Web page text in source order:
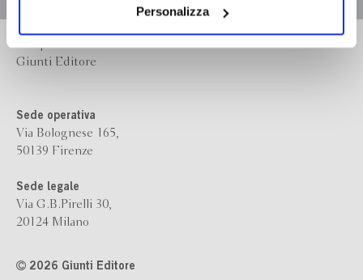
il tuo consenso alla profilazione che potrai revocare in
ogni momentoRevoca
Personalizza
Giunti Editore
Sede operativa
Via Bolognese 165,
50139 Firenze
Sede legale
Via G.B.Pirelli 30,
20124 Milano
2026 Giunti Editore